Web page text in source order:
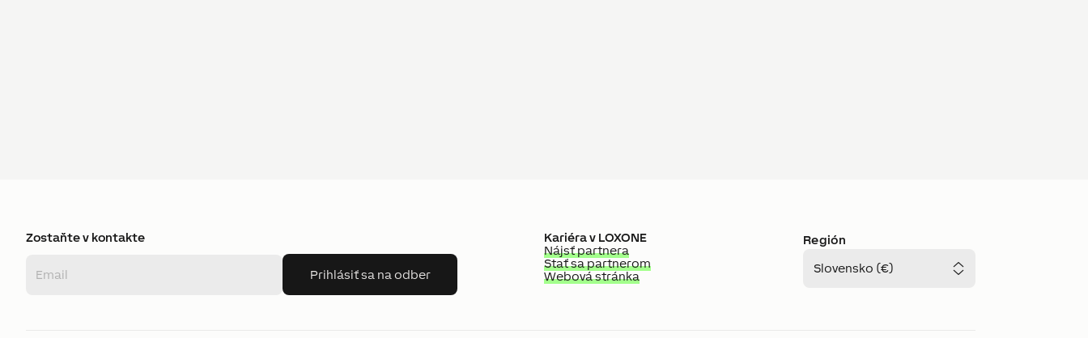
Zostaňte v kontakte
Prihlásiť sa na odber
Kariéra v LOXONE
Nájsť partnera
Stať sa partnerom
Webová stránka
Región
Slovensko (€)